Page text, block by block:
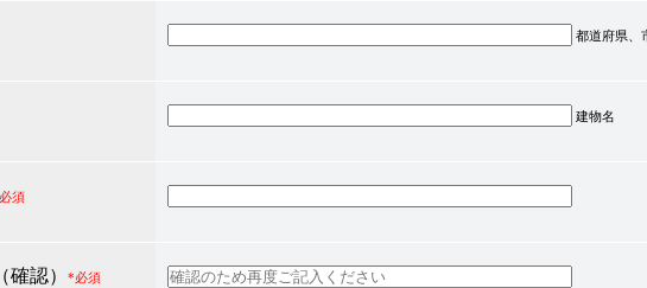
都道府県、
建物名
須
確認） *必須